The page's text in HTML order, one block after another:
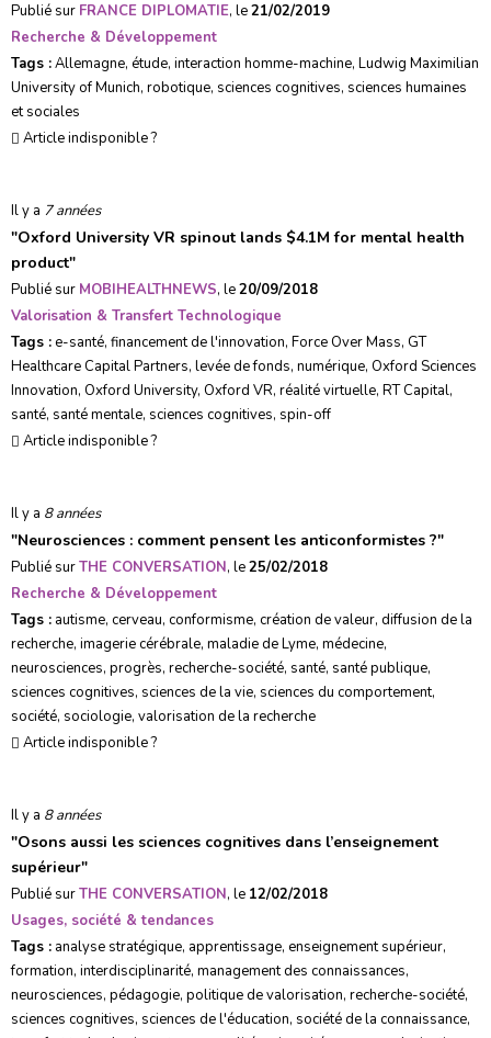
Publié sur FRANCE DIPLOMATIE, le21/02/2019
Recherche & Développement
Tags :Allemagne, étude, interaction homme-machine, Ludwig Maximilian
University of Munich, robotique, sciences cognitives, sciences humaines
et sociales
Article indisponible ?
Il y a 7 années
"Oxford University VR spinout lands $4.1M for mental health
product"
Publié sur MOBIHEALTHNEWS, le20/09/2018
Valorisation & Transfert Technologique
Tags :e-santé, financement de l'innovation, Force Over Mass, GT
Healthcare Capital Partners, levée de fonds, numérique, Oxford Sciences
Innovation, Oxford University, Oxford VR, réalité virtuelle, RT Capital,
santé, santé mentale, sciences cognitives, spin-off
Article indisponible ?
Il y a 8 années
"Neurosciences : comment pensent les anticonformistes ?"
Publié surTHE CONVERSATION, le25/02/2018
Recherche & Développement
Tags : autisme, cerveau, conformisme, création de valeur, diffusion de la
recherche, imagerie cérébrale, maladie de Lyme, médecine,
neurosciences, progrès, recherche-société, santé, santé publique,
sciences cognitives, sciences de la vie, sciences du comportement,
société, sociologie, valorisation de la recherche
Article indisponible ?
Il y a 8 années
"Osons aussi les sciences cognitives dans l’enseignement
supérieur"
Publié surTHE CONVERSATION, le 12/02/2018
Usages, société & tendances
Tags : analyse stratégique, apprentissage, enseignement supérieur,
formation, interdisciplinarité, management des connaissances,
neurosciences, pédagogie, politique de valorisation, recherche-société,
sciences cognitives, sciences de l'éducation, société de la connaissance,